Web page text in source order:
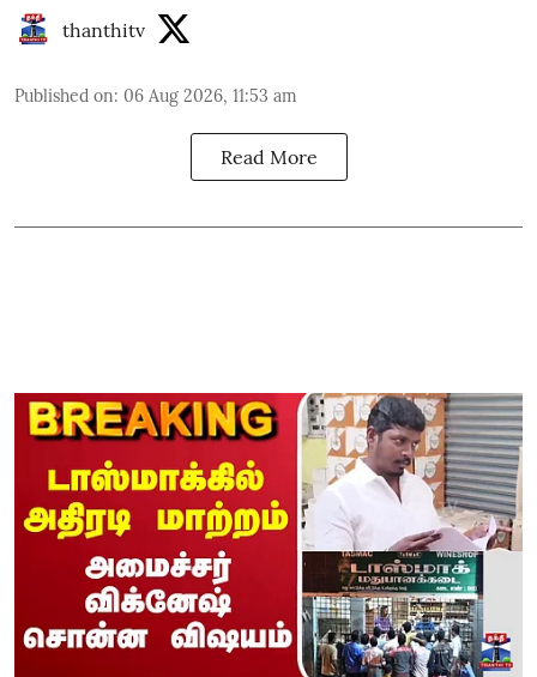
thanthitv
Published on: 06 Aug 2026, 11:53 am
Read More